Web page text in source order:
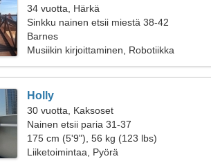
34 vuotta, Härkä
Sinkku nainen etsii miestä 38-42
Barnes
Musiikin kirjoittaminen, Robotiikka
Holly
30 vuotta, Kaksoset
Nainen etsii paria 31-37
175 cm (5'9"), 56 kg (123 lbs)
Liiketoimintaa, Pyörä